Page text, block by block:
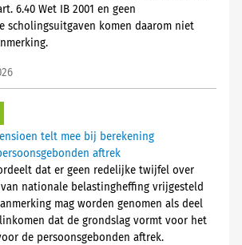
6.40 Wet IB 2001 en geen
scholingsuitgaven komen daarom niet
telt mee bij berekening
aftrek
dat er geen redelijke twijfel over
nationale belastingheffing vrijgesteld
mag worden genomen als deel
dat de grondslag vormt voor het
de persoonsgebonden aftrek.